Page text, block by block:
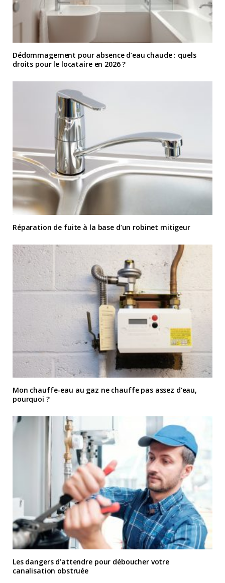
Dédommagement pour absence d’eau chaude : quels
droits pour le locataire en 2026 ?
Réparation de fuite à la base d’un robinet mitigeur
Mon chauffe-eau au gaz ne chauffe pas assez d’eau,
pourquoi ?
Les dangers d’attendre pour déboucher votre
canalisation obstruée